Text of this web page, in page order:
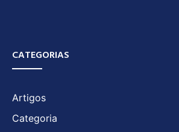
CATEGORIAS
Artigos
Categoria